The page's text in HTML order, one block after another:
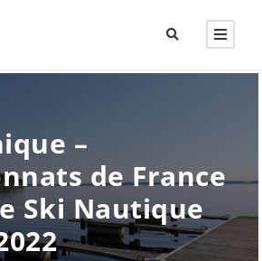
–
de France
Ski Nautique